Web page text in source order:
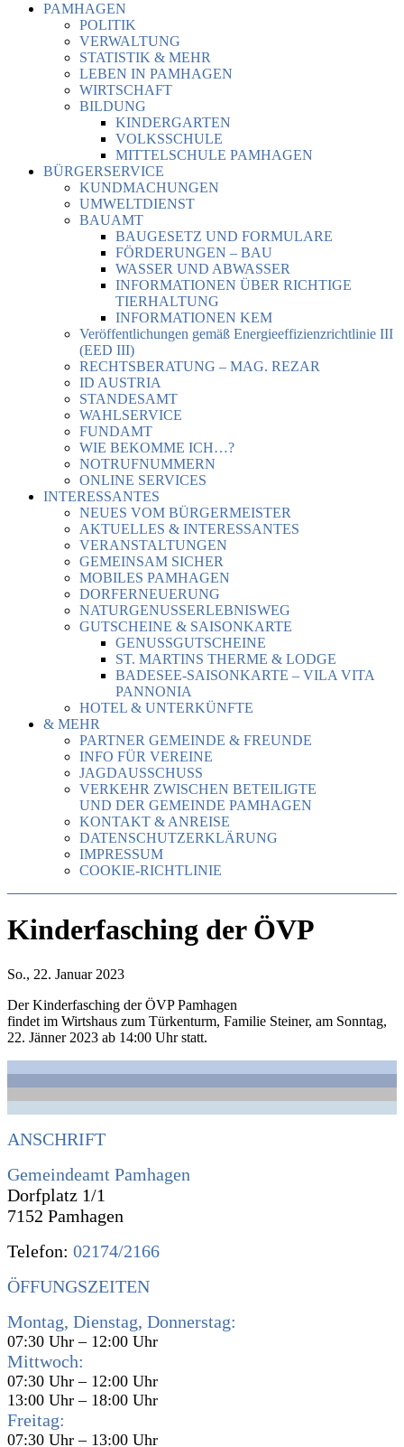
PAMHAGEN
POLITIK
VERWALTUNG
STATISTIK & MEHR
LEBEN IN PAMHAGEN
WIRTSCHAFT
BILDUNG
KINDERGARTEN
VOLKSSCHULE
MITTELSCHULE PAMHAGEN
BÜRGERSERVICE
KUNDMACHUNGEN
UMWELTDIENST
BAUAMT
BAUGESETZ UND FORMULARE
FÖRDERUNGEN – BAU
WASSER UND ABWASSER
INFORMATIONEN ÜBER RICHTIGE
TIERHALTUNG
INFORMATIONEN KEM
Veröffentlichungen gemäß Energieeffizienzrichtlinie III
(EED III)
RECHTSBERATUNG – MAG. REZAR
ID AUSTRIA
STANDESAMT
WAHLSERVICE
FUNDAMT
WIE BEKOMME ICH…?
NOTRUFNUMMERN
ONLINE SERVICES
INTERESSANTES
NEUES VOM BÜRGERMEISTER
AKTUELLES & INTERESSANTES
VERANSTALTUNGEN
GEMEINSAM SICHER
MOBILES PAMHAGEN
DORFERNEUERUNG
NATURGENUSSERLEBNISWEG
GUTSCHEINE & SAISONKARTE
GENUSSGUTSCHEINE
ST. MARTINS THERME & LODGE
BADESEE-SAISONKARTE – VILA VITA
PANNONIA
HOTEL & UNTERKÜNFTE
& MEHR
PARTNER GEMEINDE & FREUNDE
INFO FÜR VEREINE
JAGDAUSSCHUSS
VERKEHR ZWISCHEN BETEILIGTE
UND DER GEMEINDE PAMHAGEN
KONTAKT & ANREISE
DATENSCHUTZERKLÄRUNG
IMPRESSUM
COOKIE-RICHTLINIE
Kinderfasching der ÖVP
So., 22. Januar 2023
Der Kinderfasching der ÖVP Pamhagen
findet im Wirtshaus zum Türkenturm, Familie Steiner, am Sonntag,
22. Jänner 2023 ab 14:00 Uhr statt.
ANSCHRIFT
Gemeindeamt Pamhagen
Dorfplatz 1/1
7152 Pamhagen
Telefon: 02174/2166
ÖFFUNGSZEITEN
Montag, Dienstag, Donnerstag:
07:30 Uhr – 12:00 Uhr
Mittwoch:
07:30 Uhr – 12:00 Uhr
13:00 Uhr – 18:00 Uhr
Freitag:
07:30 Uhr – 13:00 Uhr